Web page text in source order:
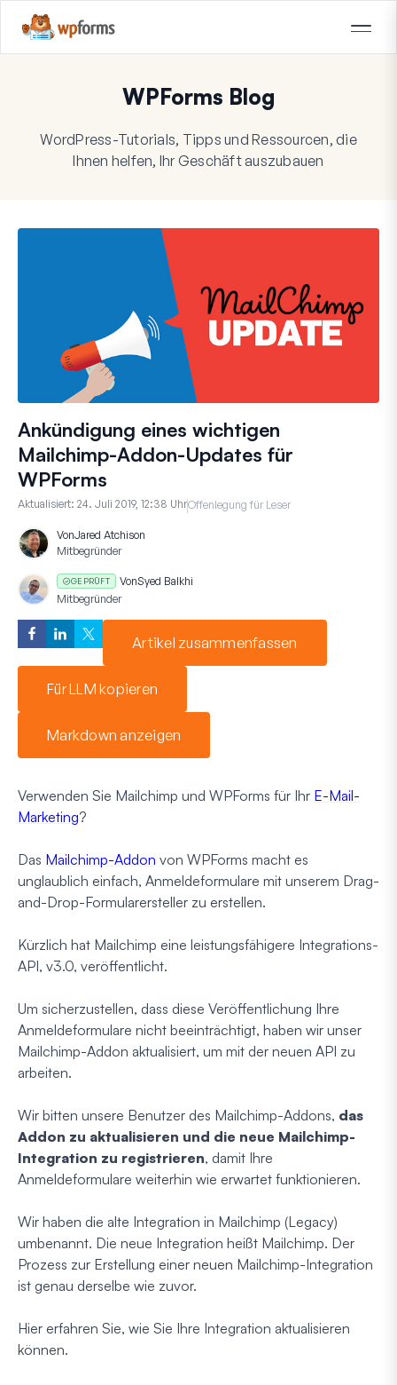
WPForms Blog
WordPress-Tutorials, Tipps und Ressourcen, die
Ihnen helfen, Ihr Geschäft auszubauen
Ankündigung eines wichtigen
Mailchimp-Addon-Updates für
WPForms
Aktualisiert: 24. Juli 2019, 12:38 UhrOffenlegung für Leser
VonJared Atchison
Mitbegründer
GEPRÜFT VonSyed Balkhi
Mitbegründer
Artikel zusammenfassen
Für LLM kopieren
Markdown anzeigen
Verwenden Sie Mailchimp und WPForms für Ihr E-Mail-
Marketing?
Das Mailchimp-Addon von WPForms macht es
unglaublich einfach, Anmeldeformulare mit unserem Drag-
and-Drop-Formularersteller zu erstellen.
Kürzlich hat Mailchimp eine leistungsfähigere Integrations-
API, v3.0, veröffentlicht.
Um sicherzustellen, dass diese Veröffentlichung Ihre
Anmeldeformulare nicht beeinträchtigt, haben wir unser
Mailchimp-Addon aktualisiert, um mit der neuen API zu
arbeiten.
Wir bitten unsere Benutzer des Mailchimp-Addons, das
Addon zu aktualisieren und die neue Mailchimp-
Integration zu registrieren, damit Ihre
Anmeldeformulare weiterhin wie erwartet funktionieren.
Wir haben die alte Integration in Mailchimp (Legacy)
umbenannt. Die neue Integration heißt Mailchimp. Der
Prozess zur Erstellung einer neuen Mailchimp-Integration
ist genau derselbe wie zuvor.
Hier erfahren Sie, wie Sie Ihre Integration aktualisieren
können.